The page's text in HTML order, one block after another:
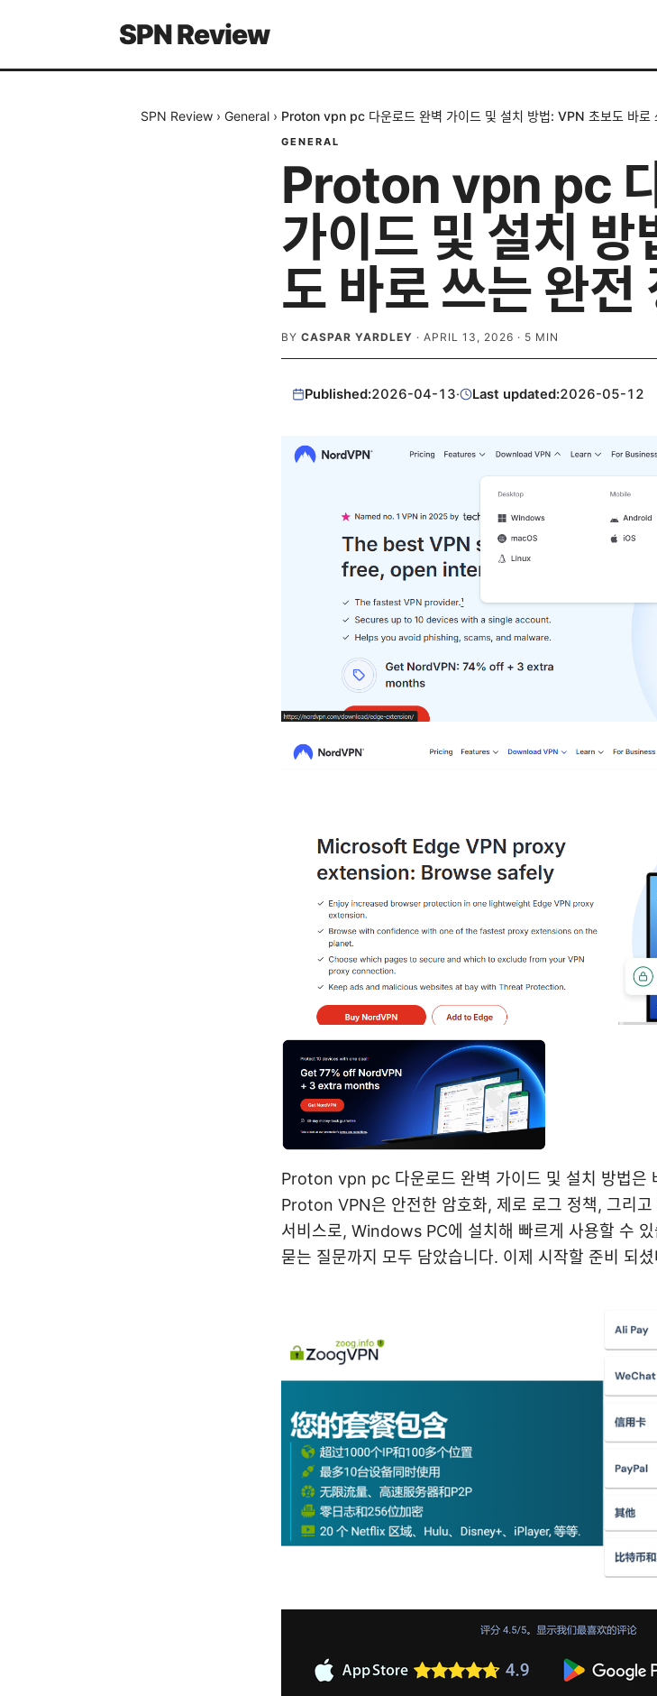
SPN Review
SPN Review › General › Proton vpn pc 다운로드 완벽 가이드 및 설치 방법: VPN 초보도 바로
GENERAL
Proton vpn pc
가이드 및 설치
도 바로 쓰는 완전
BY CASPAR YARDLEY · APRIL 13, 2026 · 5 MIN
Published:2026-04-13· Last updated:2026-05-12
Proton vpn pc 다운로드 완벽 가이드 및 설치 방법은
Proton VPN은 안전한 암호화, 제로 로그 정책, 그리
서비스로, Windows PC에 설치해 빠르게 사용할 수
묻는 질문까지 모두 담았습니다. 이제 시작할 준비 되